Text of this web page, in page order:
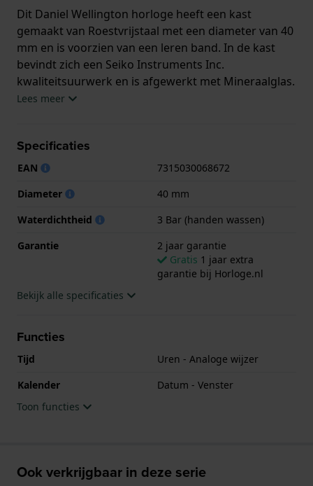
Dit Daniel Wellington horloge heeft een kast
gemaakt van Roestvrijstaal met een diameter van 40
mm en is voorzien van een leren band. In de kast
bevindt zich een Seiko Instruments Inc.
kwaliteitsuurwerk en is afgewerkt met Mineraalglas.
geleverd met 2 jaar garantie.
Lees meer
Specificaties
EAN
7315030068672
Diameter
40 mm
Waterdichtheid
3 Bar (handen wassen)
Garantie
2 jaar garantie
Gratis 1 jaar extra
garantie bij Horloge.nl
Bekijk alle specificaties
Functies
Tijd
Uren - Analoge wijzer
Kalender
Datum - Venster
Toon functies
Ook verkrijgbaar in deze serie